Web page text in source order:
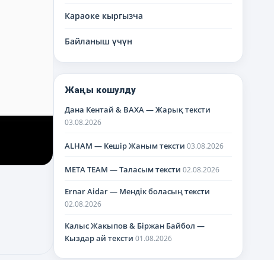
Караоке кыргызча
Байланыш үчүн
Жаңы кошулду
Дана Кентай & BAXA — Жарық тексти
03.08.2026
ALHAM — Кешір Жаным тексти 03.08.2026
META TEAM — Таласым тексти 02.08.2026
Ernar Aidar — Мендік боласың тексти
02.08.2026
Калыс Жакыпов & Біржан Байбол —
Кыздар ай тексти 01.08.2026